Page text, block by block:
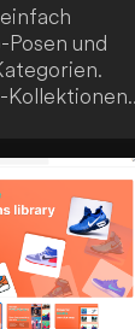
und
Kollektionen
Inhalte
und
einem
und blaue